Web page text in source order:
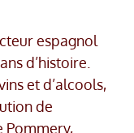
espagnol
d’histoire.
et d’alcools,
de
Pommery,